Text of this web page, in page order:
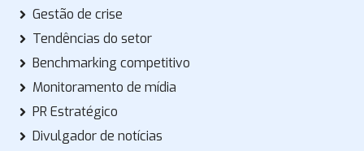
Gestão de crise
Tendências do setor
Benchmarking competitivo
Monitoramento de mídia
PR Estratégico
Divulgador de notícias